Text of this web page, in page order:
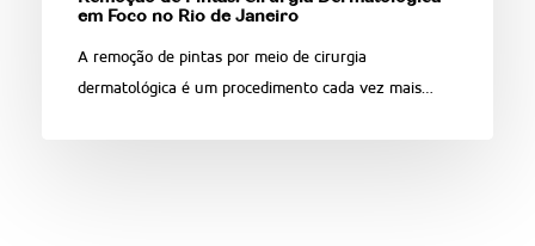
em Foco no Rio de Janeiro
A remoção de pintas por meio de cirurgia
dermatológica é um procedimento cada vez mais…